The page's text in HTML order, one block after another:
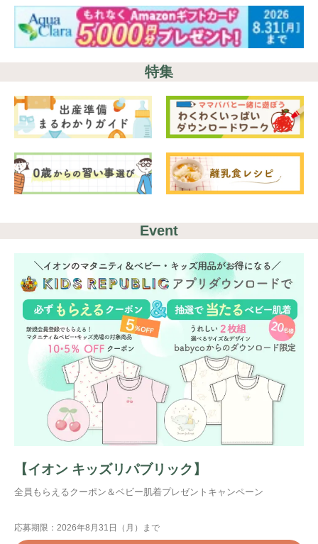
特集
Event
【イオン キッズリパブリック】
全員もらえるクーポン＆ベビー肌着プレゼントキャンペーン
応募期限：2026年8月31日（月）まで
#プレゼント #教育 #0歳
#出産準備
#習いごと #発達
プレゼント&
妊娠&出産 子育て
学び